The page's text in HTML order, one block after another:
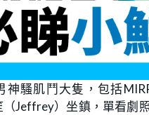
騷肌鬥大隻，包括
Jeffrey）坐鎮，單看劇